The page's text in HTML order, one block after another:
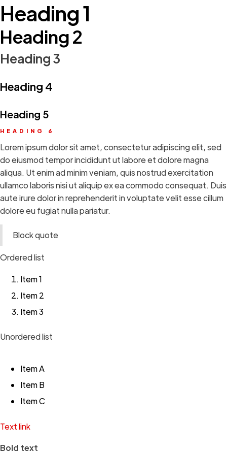
Heading 1
Heading 2
Heading 3
Heading 4
Heading 5
HEADING 6
Lorem ipsum dolor sit amet, consectetur adipiscing elit, sed
do eiusmod tempor incididunt ut labore et dolore magna
aliqua. Ut enim ad minim veniam, quis nostrud exercitation
ullamco laboris nisi ut aliquip ex ea commodo consequat. Duis
aute irure dolor in reprehenderit in voluptate velit esse cillum
dolore eu fugiat nulla pariatur.
Block quote
Ordered list
Item 1
Item 2
Item 3
Unordered list
Item A
Item B
Item C
Text link
Bold text